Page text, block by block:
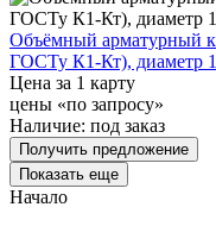
Объёмный арматурный
ГОСТу К1-Кт), диаметр
Цена за 1 карту
цены «по запросу»
Наличие: под заказ
Получить предложение
Показать еще
Начало